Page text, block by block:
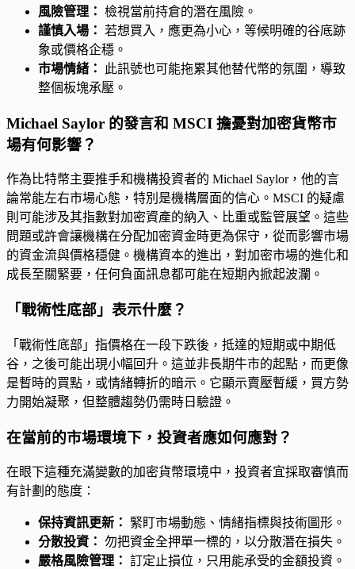
風險管理： 檢視當前持倉的潛在風險。
謹慎入場： 若想買入，應更為小心，等候明確的谷底跡
象或價格企穩。
市場情緒：
此訊號也可能拖累其他替代幣的氛圍，導致
整個板塊承壓。
Michael Saylor 的發言和 MSCI 擔憂對加密貨幣市
場有何影響？
作為比特幣主要推手和機構投資者的 Michael Saylor，他的言
論常能左右市場心態，特別是機構層面的信心。MSCI 的疑慮
則可能涉及其指數對加密資產的納入、比重或監管展望。這些
問題或許會讓機構在分配加密資金時更為保守，從而影響市場
的資金流與價格穩健。機構資本的進出，對加密市場的進化和
成長至關緊要，任何負面訊息都可能在短期內掀起波瀾。
「戰術性底部」表示什麼？
「戰術性底部」指價格在一段下跌後，抵達的短期或中期低
谷，之後可能出現小幅回升。這並非長期牛市的起點，而更像
是暫時的買點，或情緒轉折的暗示。它顯示賣壓暫緩，買方勢
力開始凝聚，但整體趨勢仍需時日驗證。
在當前的市場環境下，投資者應如何應對？
在眼下這種充滿變數的加密貨幣環境中，投資者宜採取審慎而
有計劃的態度：
保持資訊更新：
緊盯市場動態、情緒指標與技術圖形。
分散投資： 勿把資金全押單一標的，以分散潛在損失。
嚴格風險管理： 訂定止損位，只用能承受的金額投資。